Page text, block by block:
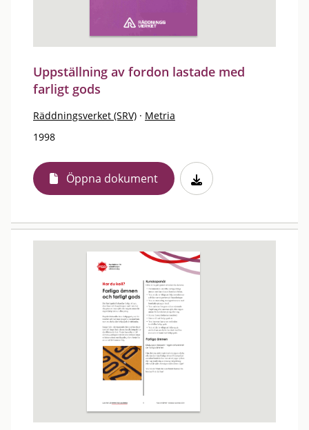
Uppställning av fordon lastade med
farligt gods
Räddningsverket (SRV) · Metria
1998
Öppna dokument